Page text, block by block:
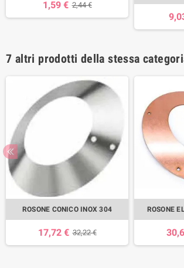
1,59 € 2,44 €
7 altri prodotti della stessa
ROSONE CONICO INOX 304
17,72 € 32,22 €
ROSONE